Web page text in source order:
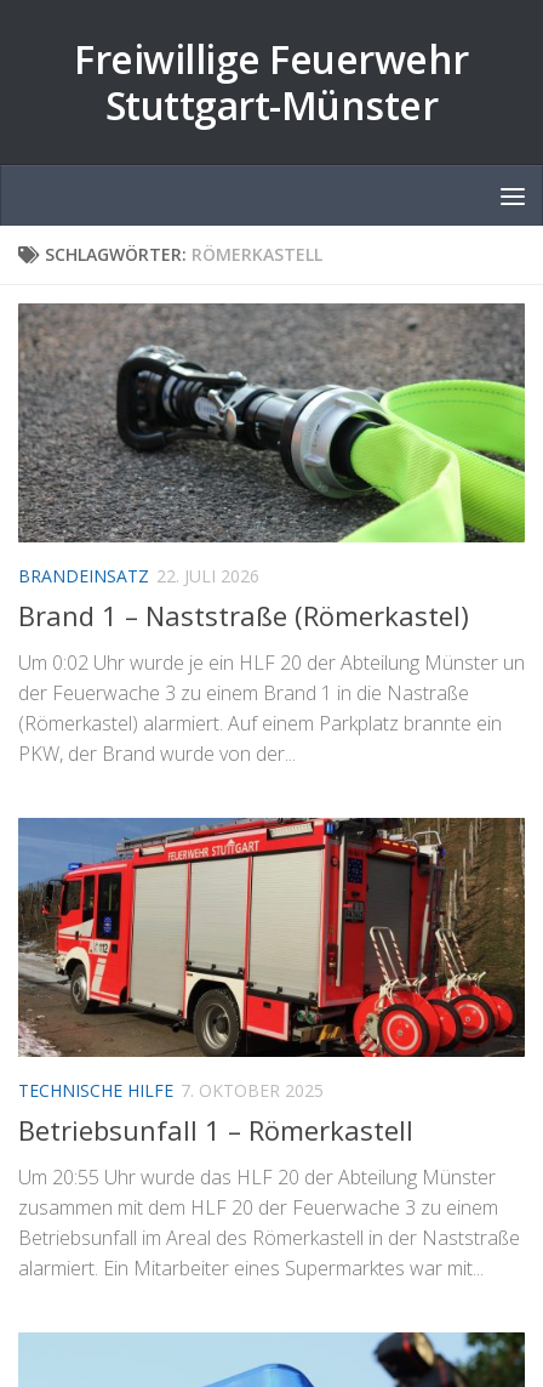
Freiwillige Feuerwehr
Stuttgart-Münster
SCHLAGWÖRTER: RÖMERKASTELL
BRANDEINSATZ 22. JULI 2026
Brand 1 – Naststraße (Römerkastel)
Um 0:02 Uhr wurde je ein HLF 20 der Abteilung Münster un
der Feuerwache 3 zu einem Brand 1 in die Nastraße
(Römerkastel) alarmiert. Auf einem Parkplatz brannte ein
PKW, der Brand wurde von der...
TECHNISCHE HILFE 7. OKTOBER 2025
Betriebsunfall 1 – Römerkastell
Um 20:55 Uhr wurde das HLF 20 der Abteilung Münster
zusammen mit dem HLF 20 der Feuerwache 3 zu einem
Betriebsunfall im Areal des Römerkastell in der Naststraße
alarmiert. Ein Mitarbeiter eines Supermarktes war mit...